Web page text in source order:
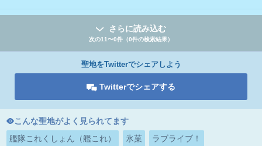
さらに読み込む
次の11〜0件（0件の検索結果）
聖地をTwitterでシェアしよう
Twitterでシェアする
こんな聖地がよく見られてます
艦隊これくしょん（艦これ）
氷菓 ラブライブ！